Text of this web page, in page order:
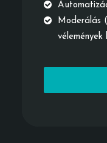
Moderálás
vélemények